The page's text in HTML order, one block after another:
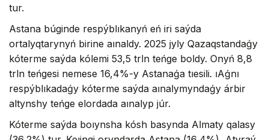
tur.
Astana búginde respýblıkanyń eń iri saýda
ortalyqtarynyń birine aınaldy. 2025 jyly Qazaqstandaǵy
kóterme saýda kólemi 53,5 trln teńge boldy. Onyń 8,8
trln teńgesi nemese 16,4%-y Astanaǵa tıesili. ıAǵnı
respýblıkadaǵy kóterme saýda aınalymyndaǵy árbir
altynshy teńge elordada aınalyp júr.
Kóterme saýda boıynsha kósh basynda Almaty qalasy